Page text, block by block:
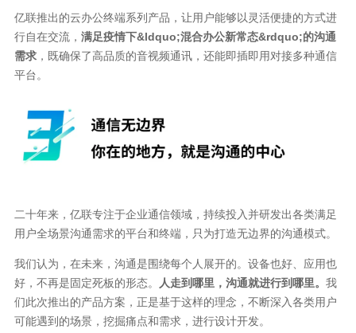
亿联推出的云办公终端系列产品，让用户能够以灵活便捷的方式进
行自在交流， 满足疫情下&ldquo;混合办公新常态&rdquo;的沟通
需求 ，既确保了高品质的音视频通讯，还能即插即用对接多种通信
平台。
二十年来，亿联专注于企业通信领域，持续投入并研发出各类满足
用户全场景沟通需求的平台和终端，只为打造无边界的沟通模式。
我们认为，在未来，沟通是围绕每个人展开的。设备也好、应用也
好，不再是固定死板的形态。
人走到哪里，沟通就进行到哪里。 我
们此次推出的产品方案，正是基于这样的理念，不断深入各类用户
可能遇到的场景，挖掘痛点和需求，进行设计开发。